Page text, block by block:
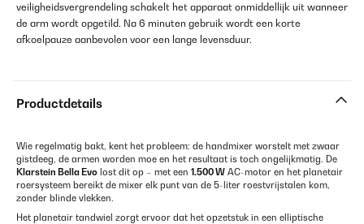
veiligheidsvergrendeling schakelt het apparaat onmiddellijk uit wanneer
de arm wordt opgetild. Na 6 minuten gebruik wordt een korte
afkoelpauze aanbevolen voor een lange levensduur.
Productdetails
Wie regelmatig bakt, kent het probleem: de handmixer worstelt met zwaar
gistdeeg, de armen worden moe en het resultaat is toch ongelijkmatig. De
Klarstein Bella Evo lost dit op – met een 1.500 W AC-motor en het planetair
roersysteem bereikt de mixer elk punt van de 5-liter roestvrijstalen kom,
zonder blinde vlekken.
Het planetair tandwiel zorgt ervoor dat het opzetstuk in een elliptische